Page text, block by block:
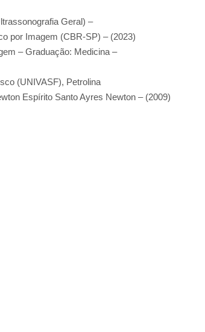
Geral) –
por Imagem (CBR-SP) – (2023)
– Graduação: Medicina –
(UNIVASF), Petrolina
Espírito Santo Ayres Newton – (2009)